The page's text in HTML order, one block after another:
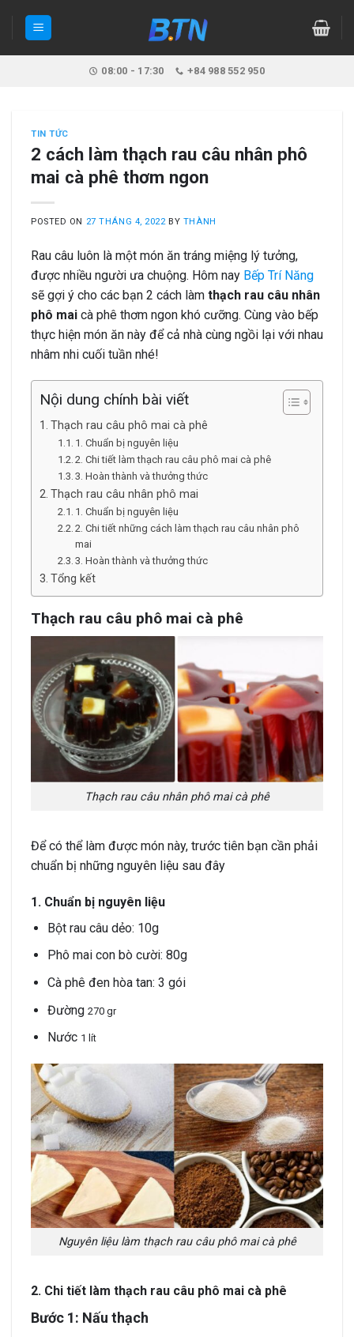
08:00 - 17:30 +84 988 552 950
TIN TỨC
2 cách làm thạch rau câu nhân phô
mai cà phê thơm ngon
POSTED ON 27 THÁNG 4, 2022 BY THÀNH
Rau câu luôn là một món ăn tráng miệng lý tưởng,
được nhiều người ưa chuộng. Hôm nay Bếp Trí Năng
sẽ gợi ý cho các bạn 2 cách làm thạch rau câu nhân
phô mai cà phê thơm ngon khó cưỡng. Cùng vào bếp
thực hiện món ăn này để cả nhà cùng ngồi lại với nhau
nhâm nhi cuối tuần nhé!
Nội dung chính bài viết
Thạch rau câu phô mai cà phê
1. Chuẩn bị nguyên liệu
2. Chi tiết làm thạch rau câu phô mai cà phê
3. Hoàn thành và thưởng thức
Thạch rau câu nhân phô mai
1. Chuẩn bị nguyên liệu
2. Chi tiết những cách làm thạch rau câu nhân phô
mai
3. Hoàn thành và thưởng thức
Tổng kết
Thạch rau câu phô mai cà phê
Thạch rau câu nhân phô mai cà phê
Để có thể làm được món này, trước tiên bạn cần phải
chuẩn bị những nguyên liệu sau đây
1. Chuẩn bị nguyên liệu
Bột rau câu dẻo: 10g
Phô mai con bò cười: 80g
Cà phê đen hòa tan: 3 gói
Đường 270 gr
Nước 1 lít
Nguyên liệu làm thạch rau câu phô mai cà phê
2. Chi tiết làm thạch rau câu phô mai cà phê
Bước 1: Nấu thạch